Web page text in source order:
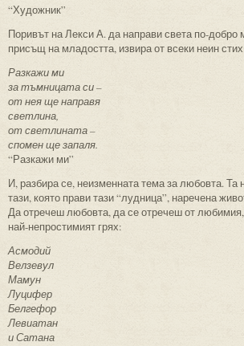
“Художник”
Поривът на Лекси А. да направи света по-добро
присъщ на младостта, извира от всеки неин
Разкажи ми
за тъмницата си –
от нея ще направя
светлина,
от светлината –
спомен ще запаля.
“Разкажи ми”
И, разбира се, неизменната тема за любовта. Та
тази, която прави тази “лудница”, наречена
Да отречеш любовта, да се отречеш от
най-непростимият грях:
Асмодий
Велзевул
Мамун
Луцифер
Белгефор
Левиатан
и Сатана